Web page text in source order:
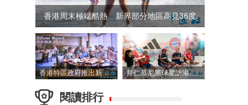
香港周末極端酷熱 新界部分地區高見36度
香港特區政府推出新一批銀色債券 每手1萬元保底息4.25厘 拜仁慕尼黑球星訪港 與球迷近距離互動
閱讀排行